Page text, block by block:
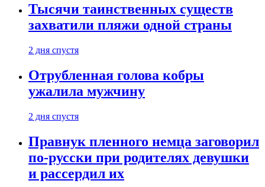
Тысячи таинственных существ
захватили пляжи одной страны
2 дня спустя
Отрубленная голова кобры
ужалила мужчину
2 дня спустя
Правнук пленного немца заговорил
по-русски при родителях девушки
и рассердил их